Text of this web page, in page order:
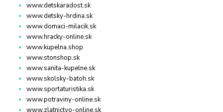
www.detskaradost.sk
www.detsky-hrdina.sk
www.domaci-milacik.sk
www.hracky-online.sk
www.kupelna.shop
www.stonshop.sk
www.sanita-kupelne.sk
www.skolsky-batoh.sk
www.sportaturistika.sk
www.potraviny-online.sk
www.zlatnictvo-online.sk